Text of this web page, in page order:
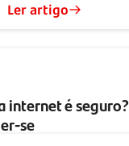
Ler artigo
internet é
se